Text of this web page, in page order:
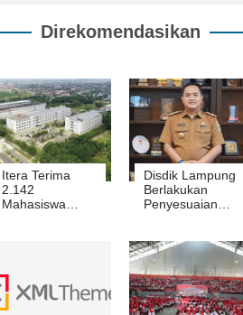
Direkomendasikan
Itera Terima
2.142
Mahasiswa
Total 5.275
Mahasiswa
Disdik Lampung
Berlakukan
Penyesuaian
Ramadan